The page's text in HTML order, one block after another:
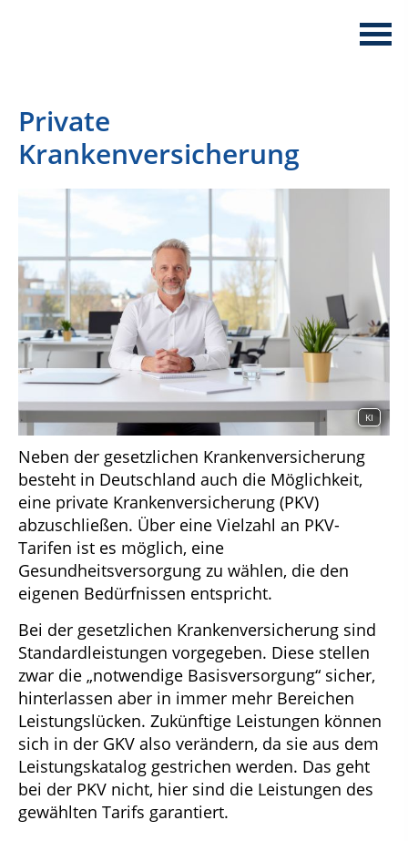
Private
Krankenversicherung
KI
Neben der gesetzlichen Krankenversicherung
besteht in Deutschland auch die Möglichkeit,
eine private Krankenversicherung (PKV)
abzuschließen. Über eine Vielzahl an PKV-
Tarifen ist es möglich, eine
Gesundheitsversorgung zu wählen, die den
eigenen Bedürfnissen entspricht.
Bei der gesetzlichen Krankenversicherung sind
Standardleistungen vorgegeben. Diese stellen
zwar die „notwendige Basisversorgung“ sicher,
hinterlassen aber in immer mehr Bereichen
Leistungslücken. Zukünftige Leistungen können
sich in der GKV also verändern, da sie aus dem
Leistungskatalog gestrichen werden. Das geht
bei der PKV nicht, hier sind die Leistungen des
gewählten Tarifs garantiert.